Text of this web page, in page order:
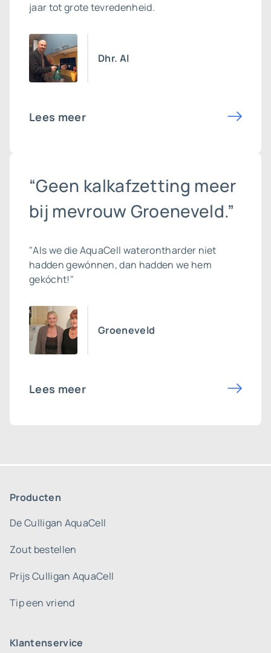
jaar tot grote tevredenheid.
Dhr. Al
Lees meer
“Geen kalkafzetting meer
bij mevrouw Groeneveld.”
"Als we die AquaCell waterontharder niet
hadden gewónnen, dan hadden we hem
gekócht!"
Groeneveld
Lees meer
Producten
De Culligan AquaCell
Zout bestellen
Prijs Culligan AquaCell
Tip een vriend
Klantenservice